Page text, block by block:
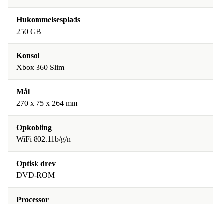
Hukommelsesplads
250 GB
Konsol
Xbox 360 Slim
Mål
270 x 75 x 264 mm
Opkobling
WiFi 802.11b/g/n
Optisk drev
DVD-ROM
Processor